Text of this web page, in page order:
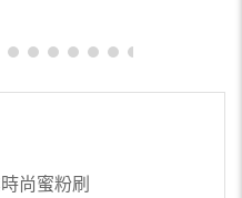
尚蜜粉刷